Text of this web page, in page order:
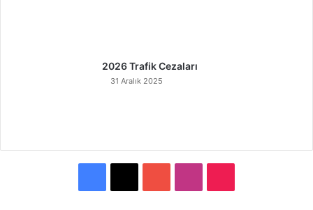
2026 Trafik Cezaları
31 Aralık 2025